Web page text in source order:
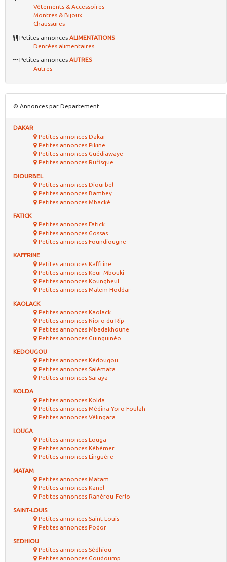
Vêtements & Accessoires
Montres & Bijoux
Chaussures
Petites annonces ALIMENTATIONS
Denrées alimentaires
Petites annonces AUTRES
Autres
© Annonces par Departement
DAKAR
Petites annonces Dakar
Petites annonces Pikine
Petites annonces Guédiawaye
Petites annonces Rufisque
DIOURBEL
Petites annonces Diourbel
Petites annonces Bambey
Petites annonces Mbacké
FATICK
Petites annonces Fatick
Petites annonces Gossas
Petites annonces Foundiougne
KAFFRINE
Petites annonces Kaffrine
Petites annonces Keur Mbouki
Petites annonces Koungheul
Petites annonces Malem Hoddar
KAOLACK
Petites annonces Kaolack
Petites annonces Nioro du Rip
Petites annonces Mbadakhoune
Petites annonces Guinguinéo
KEDOUGOU
Petites annonces Kédougou
Petites annonces Salémata
Petites annonces Saraya
KOLDA
Petites annonces Kolda
Petites annonces Médina Yoro Foulah
Petites annonces Vélingara
LOUGA
Petites annonces Louga
Petites annonces Kébémer
Petites annonces Linguère
MATAM
Petites annonces Matam
Petites annonces Kanel
Petites annonces Ranérou-Ferlo
SAINT-LOUIS
Petites annonces Saint Louis
Petites annonces Podor
SEDHIOU
Petites annonces Sédhiou
Petites annonces Goudoump